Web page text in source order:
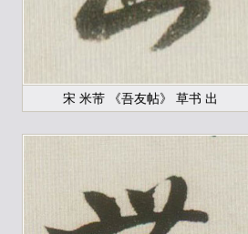
宋 米芾 《吾友帖》 草书 出